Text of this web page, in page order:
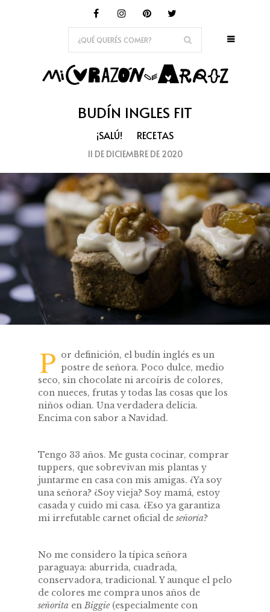
BUDÍN INGLES FIT
¡SALÚ! RECETAS
11 DE DICIEMBRE DE 2020
P or definición, el budín inglés es un
postre de señora. Poco dulce, medio
seco, sin chocolate ni arcoíris de colores,
con nueces, frutas y todas las cosas que los
niños odian. Una verdadera delicia.
Encima con sabor a Navidad.
Tengo 33 años. Me gusta cocinar, comprar
tuppers, que sobrevivan mis plantas y
juntarme en casa con mis amigas. ¿Ya soy
una señora? ¿Soy vieja? Soy mamá, estoy
casada y cuido mi casa. ¿Eso ya garantiza
mi irrefutable carnet oficial de señoría?
No me considero la típica señora
paraguaya: aburrida, cuadrada,
conservadora, tradicional. Y aunque el pelo
de colores me compra unos años de
señorita enBiggie (especialmente con